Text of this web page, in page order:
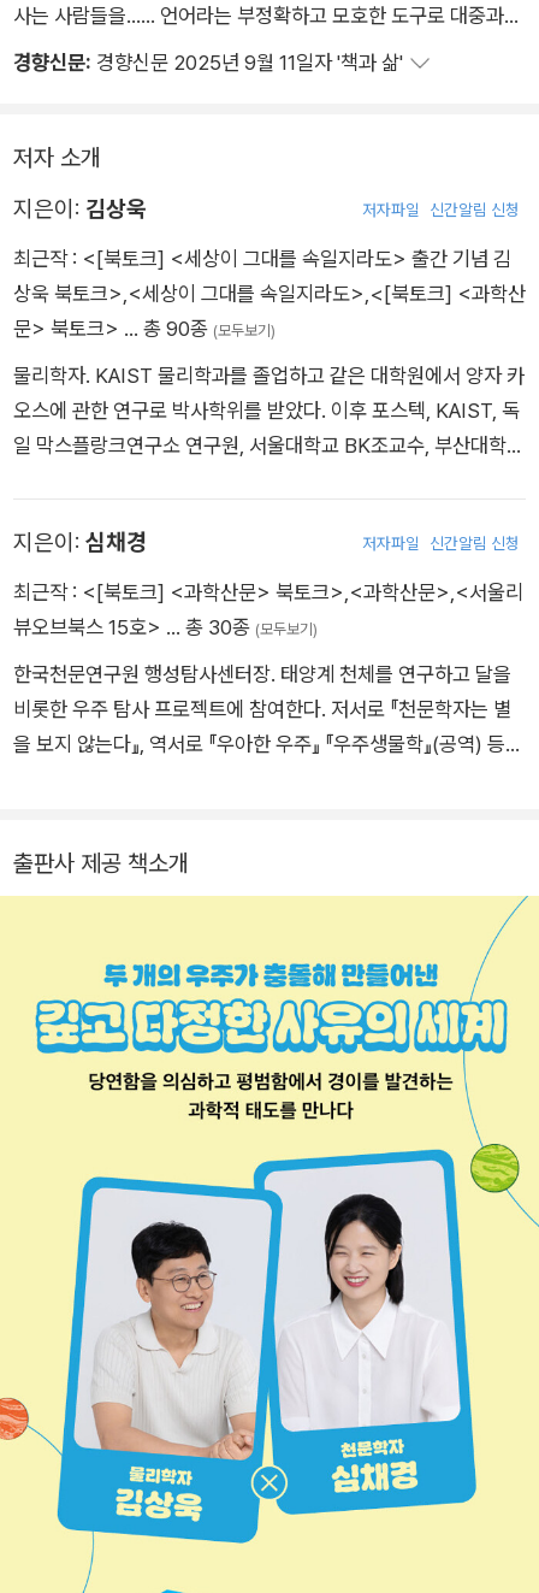
사는 사람들을…… 언어라는 부정확하고 모호한 도구로 대중과
소통하려고 애쓰는 과학자들도 비슷할 것 같다. 김상욱은 단정하
을 통해 이심전심의 마음으로 독자에게 전하고자 하는 것은 과학
바라보는 독특한 시각을 다정한 문장에 얹어 매주 서로에게 띄워
보냈다. 지구를 사랑하고, 거기 사는 인간들을 사랑하고, 그 인간
들이 사용하고 빚어내는 언어와 예술마저 사랑하기에 영원히 고
통받는 두 과학자들의 글. 사랑하지 않을 수 없다.
경향신문: 경향신문 2025년 9월 11일자 '책과 삶'
저자 소개
지은이: 김상욱 저자파일 신간알림 신청
최근작 : <[북토크] <세상이 그대를 속일지라도> 출간 기념 김
상욱 북토크> <세상이 그대를 속일지라도> <[북토크] <과학산
문> 북토크> … 총 90종 (모두보기)
물리학자. KAIST 물리학과를 졸업하고 같은 대학원에서 양자 카
오스에 관한 연구로 박사학위를 받았다. 이후 포스텍, KAIST, 독
일 막스플랑크연구소 연구원, 서울대학교 BK조교수, 부산대학교
제나 틀릴 수 있음을 인정하는 과학적 태도, 그리고 그것이 드러
내는 아름답고도 경이로운 우주를 널리 알리고 있다. tvN 예능
프로그램 〈알쓸○잡〉 모든 시리즈에 ‘과학 박사’로 출연했으며,
자 공부』, 『하늘과 바람과 별과 인간』 등이 있다.
지은이: 심채경 저자파일 신간알림 신청
최근작 : <[북토크] <과학산문> 북토크> <과학산문> <서울리
뷰오브북스 15호> … 총 30종 (모두보기)
한국천문연구원 행성탐사센터장. 태양계 천체를 연구하고 달을
비롯한 우주 탐사 프로젝트에 참여한다. 저서로 『천문학자는 별
을 보지 않는다』, 역서로 『우아한 우주』 『우주생물학』(공역) 등이
출판사 제공 책소개